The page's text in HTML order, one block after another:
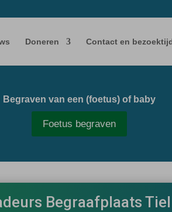
Doneren Contact en
Begraven van een (foetus) of baby
Foetus begraven
Begraafplaats Tiel